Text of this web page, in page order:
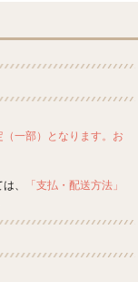
一部）となります。お
、
「支払・配送方法」